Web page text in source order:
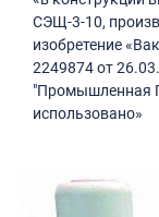
СЭЩ-3-10,
изобретение
2249874 от
"Промышленная
использовано»